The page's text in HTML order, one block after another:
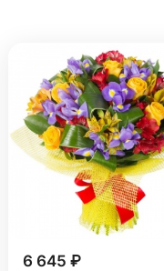
6 645 ₽